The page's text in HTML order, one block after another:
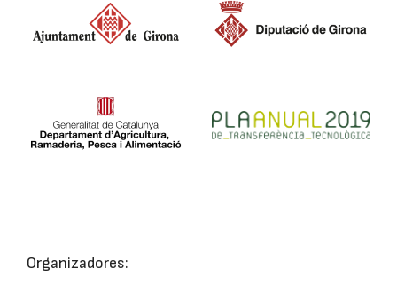
Organizadores: